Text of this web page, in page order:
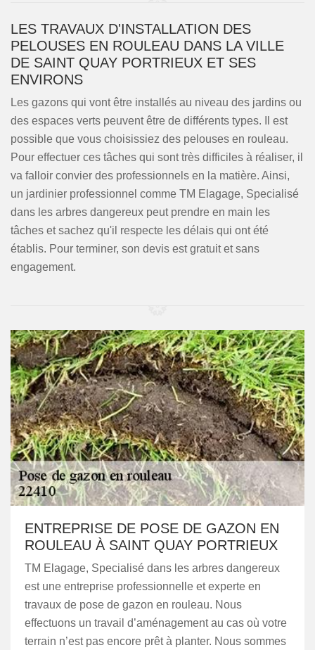
LES TRAVAUX D'INSTALLATION DES
PELOUSES EN ROULEAU DANS LA VILLE
DE SAINT QUAY PORTRIEUX ET SES
ENVIRONS
Les gazons qui vont être installés au niveau des jardins ou
des espaces verts peuvent être de différents types. Il est
possible que vous choisissiez des pelouses en rouleau.
Pour effectuer ces tâches qui sont très difficiles à réaliser, il
va falloir convier des professionnels en la matière. Ainsi,
un jardinier professionnel comme TM Elagage, Specialisé
dans les arbres dangereux peut prendre en main les
tâches et sachez qu'il respecte les délais qui ont été
établis. Pour terminer, son devis est gratuit et sans
engagement.
ENTREPRISE DE POSE DE GAZON EN
ROULEAU À SAINT QUAY PORTRIEUX
TM Elagage, Specialisé dans les arbres dangereux
est une entreprise professionnelle et experte en
travaux de pose de gazon en rouleau. Nous
effectuons un travail d’aménagement au cas où votre
terrain n’est pas encore prêt à planter. Nous sommes